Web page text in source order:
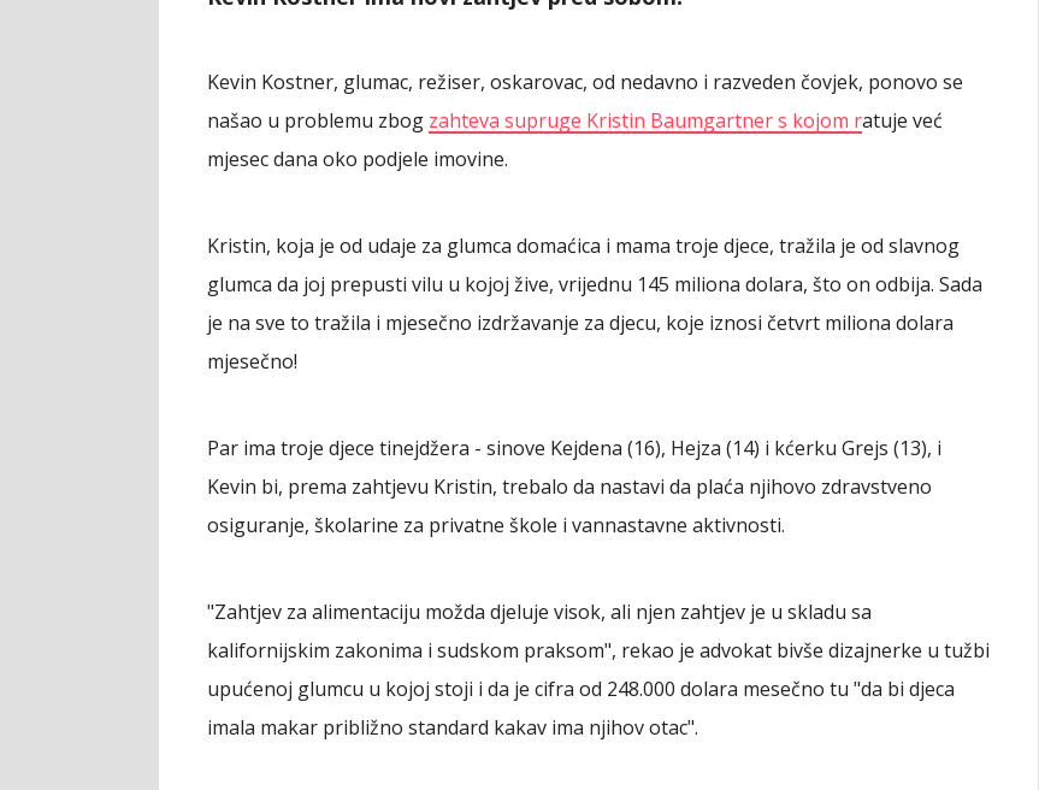
Kevin Kostner, glumac, režiser, oskarovac, od nedavno i razveden čovjek, ponovo se
našao u problemu zbog zahteva supruge Kristin Baumgartner s kojom ratuje već
mjesec dana oko podjele imovine.
Kristin, koja je od udaje za glumca domaćica i mama troje djece, tražila je od slavnog
glumca da joj prepusti vilu u kojoj žive, vrijednu 145 miliona dolara, što on odbija. Sada
je na sve to tražila i mjesečno izdržavanje za djecu, koje iznosi četvrt miliona dolara
mjesečno!
Par ima troje djece tinejdžera - sinove Kejdena (16), Hejza (14) i kćerku Grejs (13), i
Kevin bi, prema zahtjevu Kristin, trebalo da nastavi da plaća njihovo zdravstveno
osiguranje, školarine za privatne škole i vannastavne aktivnosti.
"Zahtjev za alimentaciju možda djeluje visok, ali njen zahtjev je u skladu sa
kalifornijskim zakonima i sudskom praksom", rekao je advokat bivše dizajnerke u tužbi
upućenoj glumcu u kojoj stoji i da je cifra od 248.000 dolara mesečno tu "da bi djeca
imala makar približno standard kakav ima njihov otac".